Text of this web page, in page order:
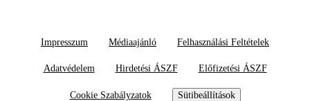
Impresszum Médiaajánló Felhasználási Feltételek
Adatvédelem Hirdetési ÁSZF Előfizetési ÁSZF
Cookie Szabályzatok Sütibeállítások